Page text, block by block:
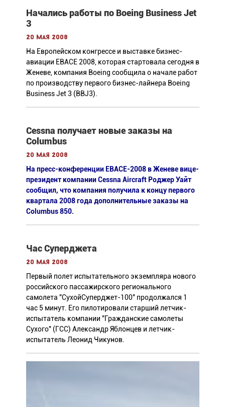
Начались работы по Boeing Business Jet
3
20 мая 2008
На Европейском конгрессе и выставке бизнес-
авиации EBACE 2008, которая стартовала сегодня в
Женеве, компания Boeing сообщила о начале работ
по производству первого бизнес-лайнера Boeing
Business Jet 3 (BBJ3).
Cessna получает новые заказы на
Columbus
20 мая 2008
На пресс-конференции EBACE-2008 в Женеве вице-
президент компании Cessna Aircraft Роджер Уайт
сообщил, что компания получила к концу первого
квартала 2008 года дополнительные заказы на
Columbus 850.
Час Суперджета
20 мая 2008
Первый полет испытательного экземпляра нового
российского пассажирского регионального
самолета "СухойСуперджет-100" продолжался 1
час 5 минут. Его пилотировали старший летчик-
испытатель компании "Гражданские самолеты
Сухого" (ГСС) Александр Яблонцев и летчик-
испытатель Леонид Чикунов.